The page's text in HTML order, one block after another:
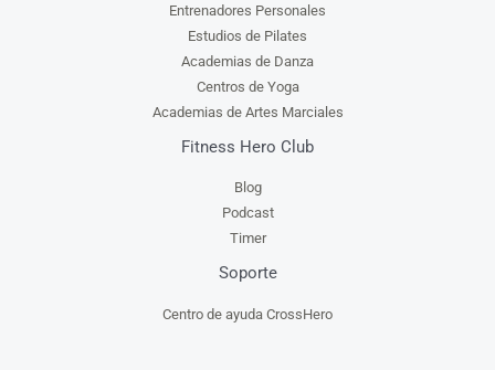
Entrenadores Personales
Estudios de Pilates
Academias de Danza
Centros de Yoga
Academias de Artes Marciales
Fitness Hero Club
Blog
Podcast
Timer
Soporte
Centro de ayuda CrossHero